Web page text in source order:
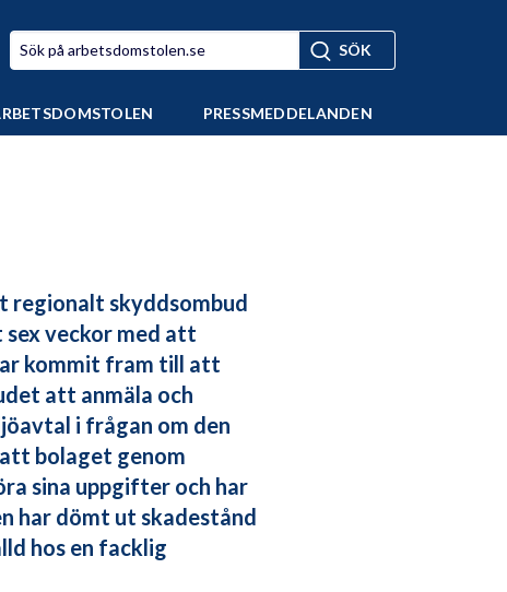
PRESSMEDDELANDEN
skyddsombud
veckor med att
kommit fram till att
att anmäla och
i frågan om den
bolaget genom
sina uppgifter och har
har dömt ut skadestånd
hos en facklig